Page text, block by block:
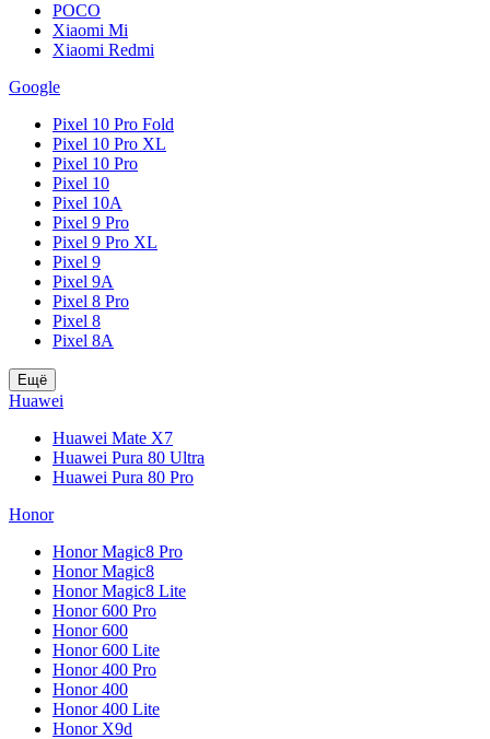
POCO
Xiaomi Mi
Xiaomi Redmi
Google
Pixel 10 Pro Fold
Pixel 10 Pro XL
Pixel 10 Pro
Pixel 10
Pixel 10A
Pixel 9 Pro
Pixel 9 Pro XL
Pixel 9
Pixel 9A
Pixel 8 Pro
Pixel 8
Pixel 8A
Ещё
Huawei
Huawei Mate X7
Huawei Pura 80 Ultra
Huawei Pura 80 Pro
Honor
Honor Magic8 Pro
Honor Magic8
Honor Magic8 Lite
Honor 600 Pro
Honor 600
Honor 600 Lite
Honor 400 Pro
Honor 400
Honor 400 Lite
Honor X9d